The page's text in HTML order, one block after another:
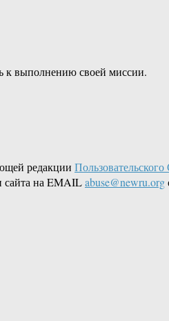
к выполнению своей миссии.
редакции
сайта на EMAILabuse@newru.org